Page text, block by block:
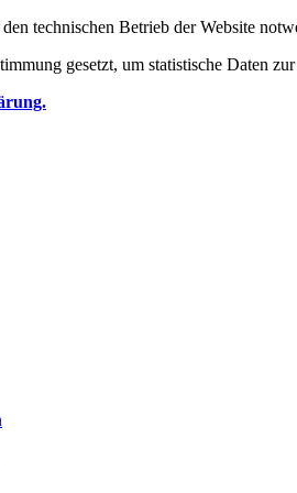
technischen Betrieb der Website
gesetzt, um statistische Daten